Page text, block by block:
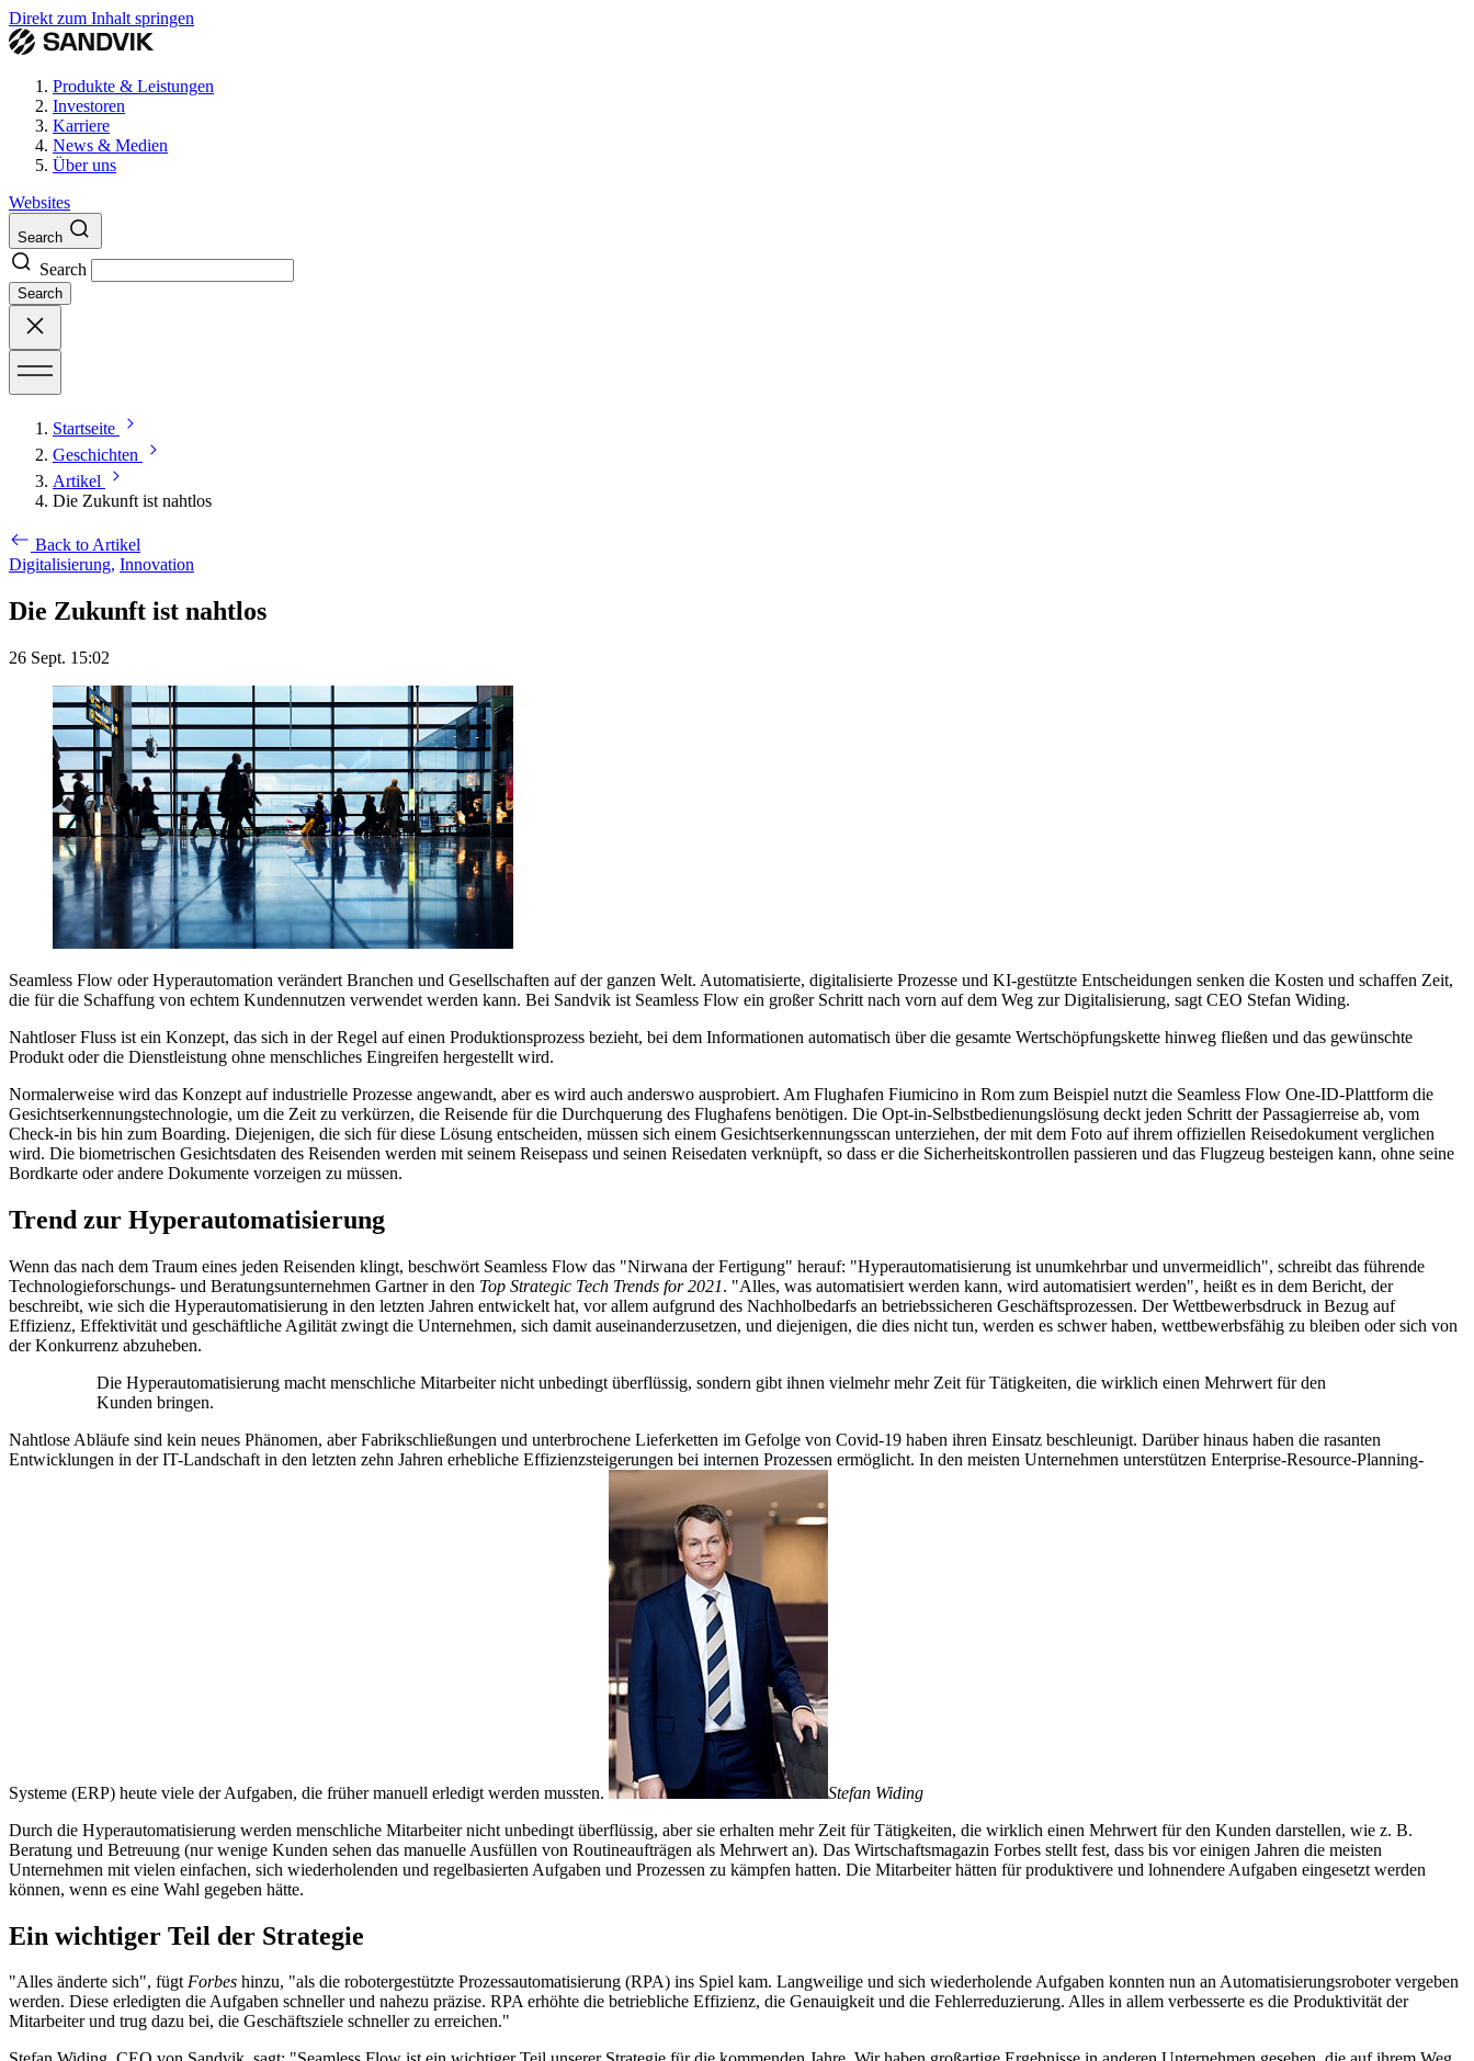
Direkt zum Inhalt springen
Produkte & Leistungen
Investoren
Karriere
News & Medien
Über uns
Websites
Search
Search
Search
Startseite
Geschichten
Artikel
Die Zukunft ist nahtlos
Back to Artikel
Digitalisierung, Innovation
Die Zukunft ist nahtlos
26 Sept. 15:02
Seamless Flow oder Hyperautomation verändert Branchen und Gesellschaften auf der ganzen Welt. Automatisierte, digitalisierte Prozesse und KI-gestützte Entscheidungen senken die Kosten und schaffen Zeit,
die für die Schaffung von echtem Kundennutzen verwendet werden kann. Bei Sandvik ist Seamless Flow ein großer Schritt nach vorn auf dem Weg zur Digitalisierung, sagt CEO Stefan Widing.
Nahtloser Fluss ist ein Konzept, das sich in der Regel auf einen Produktionsprozess bezieht, bei dem Informationen automatisch über die gesamte Wertschöpfungskette hinweg fließen und das gewünschte
Produkt oder die Dienstleistung ohne menschliches Eingreifen hergestellt wird.
Normalerweise wird das Konzept auf industrielle Prozesse angewandt, aber es wird auch anderswo ausprobiert. Am Flughafen Fiumicino in Rom zum Beispiel nutzt die Seamless Flow One-ID-Plattform die
Gesichtserkennungstechnologie, um die Zeit zu verkürzen, die Reisende für die Durchquerung des Flughafens benötigen. Die Opt-in-Selbstbedienungslösung deckt jeden Schritt der Passagierreise ab, vom
Check-in bis hin zum Boarding. Diejenigen, die sich für diese Lösung entscheiden, müssen sich einem Gesichtserkennungsscan unterziehen, der mit dem Foto auf ihrem offiziellen Reisedokument verglichen
wird. Die biometrischen Gesichtsdaten des Reisenden werden mit seinem Reisepass und seinen Reisedaten verknüpft, so dass er die Sicherheitskontrollen passieren und das Flugzeug besteigen kann, ohne seine
Bordkarte oder andere Dokumente vorzeigen zu müssen.
Trend zur Hyperautomatisierung
Wenn das nach dem Traum eines jeden Reisenden klingt, beschwört Seamless Flow das "Nirwana der Fertigung" herauf: "Hyperautomatisierung ist unumkehrbar und unvermeidlich", schreibt das führende
Technologieforschungs- und Beratungsunternehmen Gartner in den Top Strategic Tech Trends for 2021. "Alles, was automatisiert werden kann, wird automatisiert werden", heißt es in dem Bericht, der
beschreibt, wie sich die Hyperautomatisierung in den letzten Jahren entwickelt hat, vor allem aufgrund des Nachholbedarfs an betriebssicheren Geschäftsprozessen. Der Wettbewerbsdruck in Bezug auf
Effizienz, Effektivität und geschäftliche Agilität zwingt die Unternehmen, sich damit auseinanderzusetzen, und diejenigen, die dies nicht tun, werden es schwer haben, wettbewerbsfähig zu bleiben oder sich von
der Konkurrenz abzuheben.
Die Hyperautomatisierung macht menschliche Mitarbeiter nicht unbedingt überflüssig, sondern gibt ihnen vielmehr mehr Zeit für Tätigkeiten, die wirklich einen Mehrwert für den
Kunden bringen.
Nahtlose Abläufe sind kein neues Phänomen, aber Fabrikschließungen und unterbrochene Lieferketten im Gefolge von Covid-19 haben ihren Einsatz beschleunigt. Darüber hinaus haben die rasanten
Entwicklungen in der IT-Landschaft in den letzten zehn Jahren erhebliche Effizienzsteigerungen bei internen Prozessen ermöglicht. In den meisten Unternehmen unterstützen Enterprise-Resource-Planning-
Systeme (ERP) heute viele der Aufgaben, die früher manuell erledigt werden mussten.
Stefan Widing
Durch die Hyperautomatisierung werden menschliche Mitarbeiter nicht unbedingt überflüssig, aber sie erhalten mehr Zeit für Tätigkeiten, die wirklich einen Mehrwert für den Kunden darstellen, wie z. B.
Beratung und Betreuung (nur wenige Kunden sehen das manuelle Ausfüllen von Routineaufträgen als Mehrwert an). Das Wirtschaftsmagazin Forbes stellt fest, dass bis vor einigen Jahren die meisten
Unternehmen mit vielen einfachen, sich wiederholenden und regelbasierten Aufgaben und Prozessen zu kämpfen hatten. Die Mitarbeiter hätten für produktivere und lohnendere Aufgaben eingesetzt werden
können, wenn es eine Wahl gegeben hätte.
Ein wichtiger Teil der Strategie
"Alles änderte sich", fügtForbes hinzu, "als die robotergestützte Prozessautomatisierung (RPA) ins Spiel kam. Langweilige und sich wiederholende Aufgaben konnten nun an Automatisierungsroboter vergeben
werden. Diese erledigten die Aufgaben schneller und nahezu präzise. RPA erhöhte die betriebliche Effizienz, die Genauigkeit und die Fehlerreduzierung. Alles in allem verbesserte es die Produktivität der
Mitarbeiter und trug dazu bei, die Geschäftsziele schneller zu erreichen."